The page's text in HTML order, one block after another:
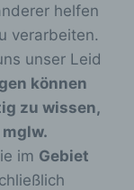
helfen
verarbeiten.
unser Leid
können
zu wissen,
im Gebiet